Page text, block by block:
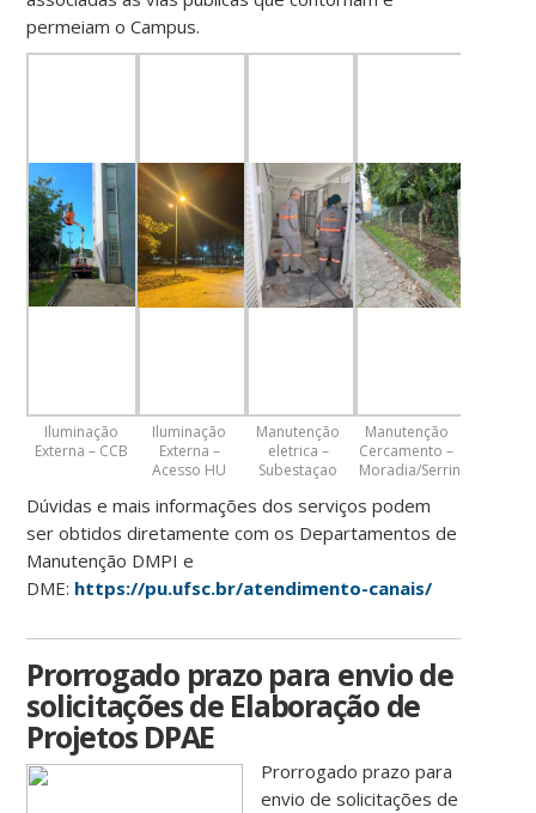
permeiam o Campus.
Iluminação
Externa – CCB
Iluminação
Externa –
Acesso HU
Manutenção
eletrica –
Subestaçao
Manutenção
Cercamento –
Moradia/Serrinha
Dúvidas e mais informações dos serviços podem
ser obtidos diretamente com os Departamentos de
Manutenção DMPI e
DME: https://pu.ufsc.br/atendimento-canais/
Prorrogado prazo para envio de
solicitações de Elaboração de
Projetos DPAE
Prorrogado prazo para
envio de solicitações de